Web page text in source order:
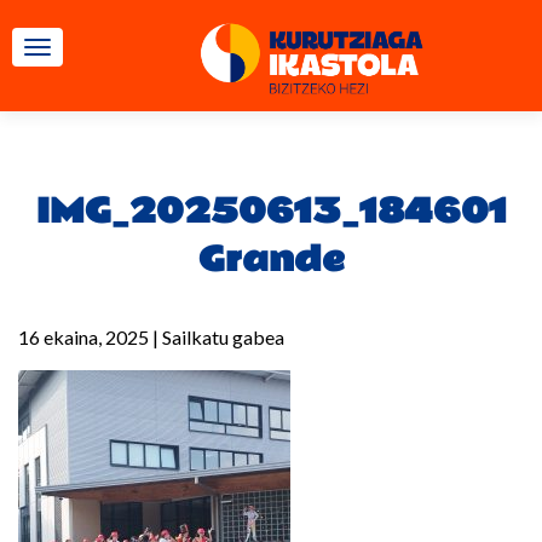
TOGGLE NAVIGATION
IMG_20250613_184601
Grande
16 ekaina, 2025 | Sailkatu gabea